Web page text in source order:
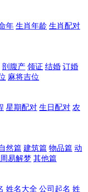
年 生肖年龄 生肖配对
剖腹产 领证 结婚 订婚
麻将吉位
星期配对 生日配对 农
然篇 建筑篇 物品篇 动
周易解梦 其他篇
姓名大全 公司起名 姓